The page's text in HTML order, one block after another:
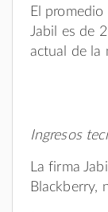
El
Jabil es de
actual de la
Ingresos
La firma
Blackberry,